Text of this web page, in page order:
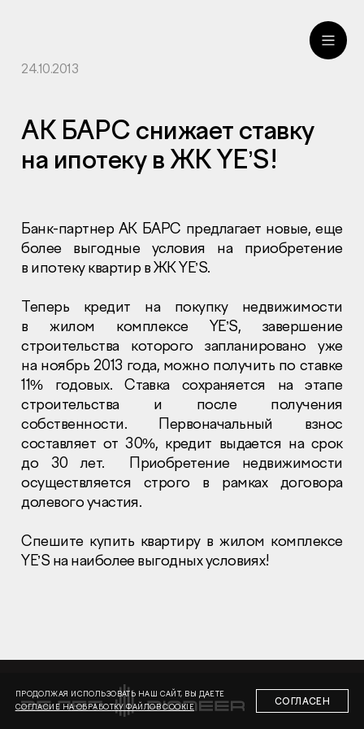
Раскрытие информации
Правовая информация
Сообщить о коррупции
Глaвный oфиc
© 2001-2026 Компания «Пионер»
24.10.2013
АК БАРС снижает ставку
на ипотеку в ЖК YE’S!
Банк-партнер АК БАРС предлагает новые, еще
более выгодные условия на приобретение
в ипотеку квартир в ЖК YE’S.
Теперь кредит на покупку недвижимости
в жилом комплексе YE’S, завершение
строительства которого запланировано уже
на ноябрь 2013 года, можно получить по ставке
11% годовых. Ставка сохраняется на этапе
строительства и после получения
собственности. Первоначальный взнос
составляет от 30%, кредит выдается на срок
до 30 лет. Приобретение недвижимости
осуществляется строго в рамках договора
долевого участия.
Спешите купить квартиру в жилом комплексе
YE’S на наиболее выгодных условиях!
ПРОДОЛЖАЯ ИСПОЛЬЗОВАТЬ НАШ САЙТ, ВЫ ДАЕТЕ
СОГЛАСИЕ НА ОБРАБОТКУ ФАЙЛОВ COOKIE
СОГЛАСЕН